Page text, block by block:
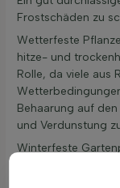
Frostschäden zu
Wetterfeste
hitze- und
Rolle, da viele aus
Behaarung auf
und Verdunstung
Winterfeste